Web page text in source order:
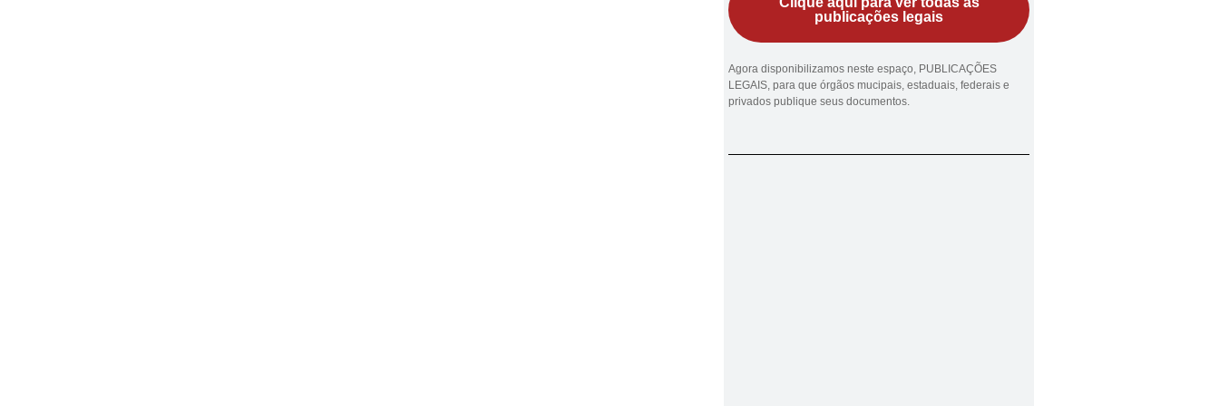
publicações legais
Agora disponibilizamos neste espaço, PUBLICAÇÕES
LEGAIS, para que órgãos mucipais, estaduais, federais e
privados publique seus documentos.